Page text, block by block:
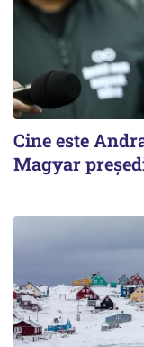
Cine este
Magyar